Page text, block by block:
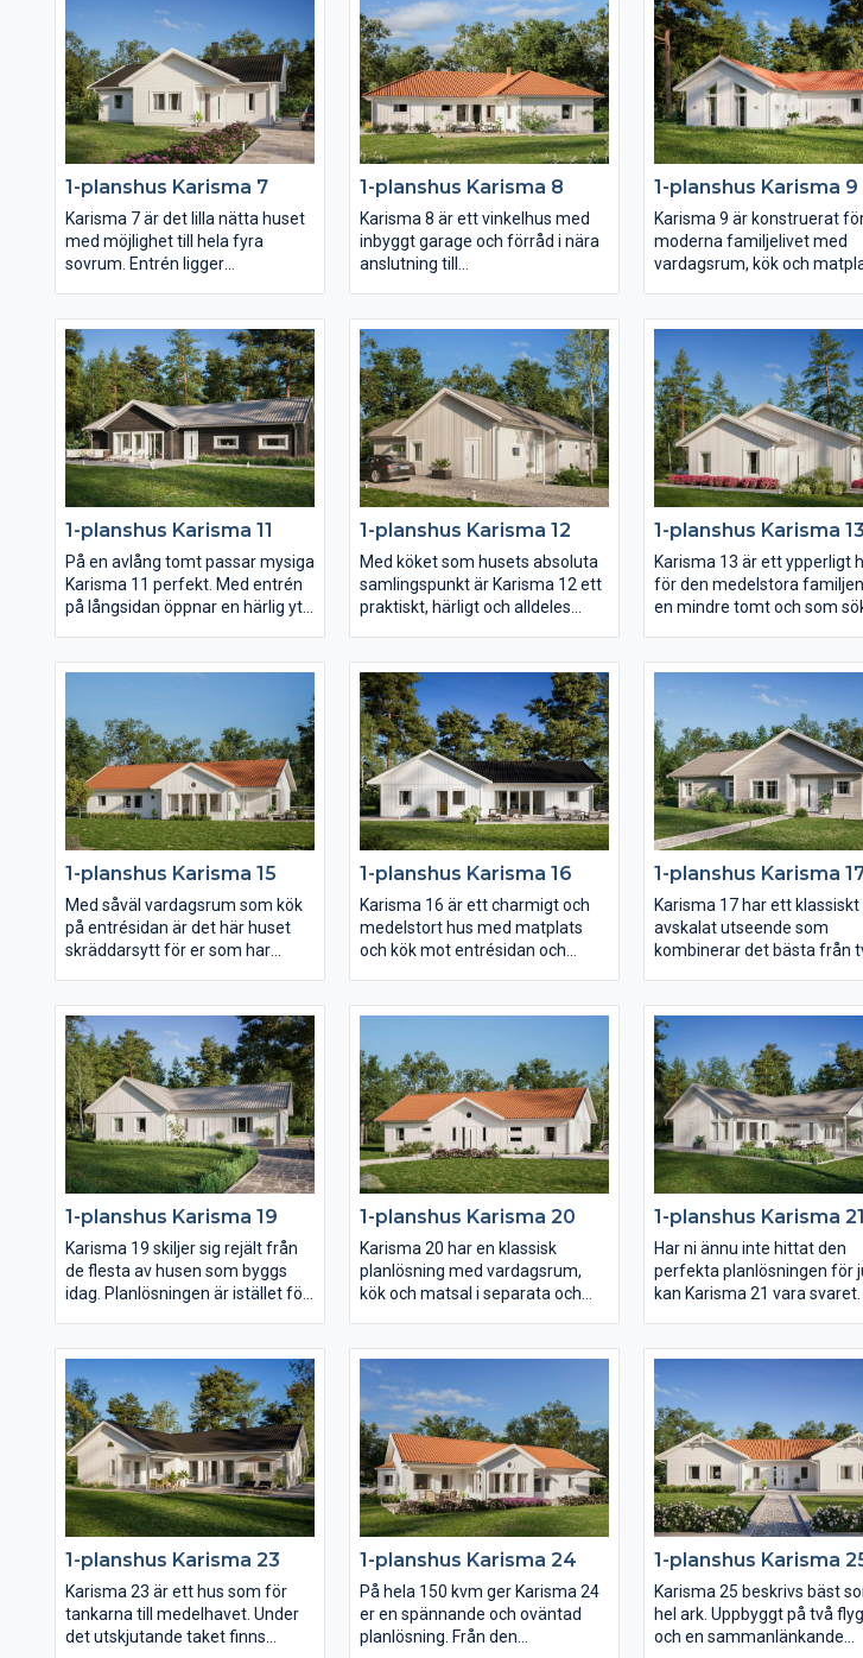
två vardagsrum och två
sovrumsavdelningar. Karisma 5
passar perfekt för er som vill få
ut maximal yta på en avlång
tomt.
präglas av öppenhet, ljus och
rymd. Där är det nästan fyra
meter till nock som dessutom är
genomlyst av spetsfönster från
gavelspetsarna i båda ändar. Det
separerade föräldrasovrummet
har lyxigt fått ett eget badrum
och i andra ändan av huset hittar
du ytterligare två sovrum, allrum
och wc.
ca 90 m². Vardagsrummet
präglas av ljus och volym
vare det höga ryggåstaket
härligt ljusinsläpp.
1-planshus Karisma 7
Karisma 7 är det lilla nätta huset
med möjlighet till hela fyra
sovrum. Entrén ligger
placerat mot framsidan av huset.
Klädvårdsavdelningens placering
gör det dessutom enkelt att
komplettera huset med garage
eller carport med väderskyddad
passage in till huset.
1-planshus Karisma 8
Karisma 8 är ett vinkelhus med
inbyggt garage och förråd i nära
anslutning till
från köket. Planlösningen
svänger sig därefter fram från
köket genom matplatsen med en
möjlig bardisk, den rymliga
entrén och slutligen
vardagsrummet placerat mot
trädgårdssidan. I husets vinkel
placeras med fördel en härlig
uteplats i lä.
1-planshus Karisma 9
Karisma 9 är konstruerat
moderna familjelivet med
vardagsrum, kök och
smyckat med moderna
fönsterval som följer
arkitekturen och en
entré placerad centralt i
mitt.
1-planshus Karisma 11
På en avlång tomt passar mysiga
Karisma 11 perfekt. Med entrén
på långsidan öppnar en härlig yta
öppet ryggåstak. Barnens
ligger härligt avskilt från husets
övriga rum och vardagsrummet
med eget badrum likaså.
Karisma 11 ger er mycket
funktion och hemtrevnad på en
lite mindre yta.
1-planshus Karisma 12
Med köket som husets absoluta
samlingspunkt är Karisma 12 ett
praktiskt, härligt och alldeles
det mesta sticker huset i sig
självt inte ut. Karisma 12 är
därmed fritt för er att prägla
precis enligt er egen stil vilket gör
att varje hus blir unikt. Njut av en
härlig uteplats i vinkel, en separat
barnavdelning och alla
bekvämligheter inom nära
räckhåll.
1-planshus Karisma 13
Karisma 13 är ett ypperligt
för den medelstora
en mindre tomt och som
umgängesytor – ett för
familjetillfälle.
är rejält och delvis avskilt
rymliga köket.
Föräldrasovrummet har
badrum och i barndelen av
finns både allrum och wc.
1-planshus Karisma 15
Med såväl vardagsrum som kök
på entrésidan är det här huset
skräddarsytt för er som har
riktningen. Även den
väderskyddade och ombonade
uteplatsen under tak ligger mot
entrésidan och också
föräldrasovrummet har ett
fönster åt det hållet. I övrigt har
Karisma 15 en härlig öppen och
ljusberikande planlösning.
1-planshus Karisma 16
Karisma 16 är ett charmigt och
medelstort hus med matplats
och kök mot entrésidan och
utrymme för såväl en stor
med sovrum samt allrum. Över
vardagsrum, kök och matplats
reser sig ett högt ryggåstak.
1-planshus Karisma
Karisma 17 har ett klassiskt
avskalat utseende som
kombinerar det bästa från
planlösning rum för det
Vardagsrummet ligger
öppna ryggåstaket och är
sammanlänkat med kök
matplats. Dessutom finns
hela fyra sovrum samt ett
1-planshus Karisma 19
Karisma 19 skiljer sig rejält från
de flesta av husen som byggs
idag. Planlösningen är istället för
separata fördelar.
Föräldrasovrummet ligger avskilt
med ett stort badrum och två (!)
klädkammare samt terrassdörr. I
samma vinkel men genom en
egen passage ligger de två barn-
och ungdomssovrummen med
eget allrum.
1-planshus Karisma 20
Karisma 20 har en klassisk
planlösning med vardagsrum,
kök och matsal i separata och
mot trädgårdssidan och har
terrassdörrar ut mot baksidan.
Klädvårdsavdelningen är
placerad för att fungera som
groventré och direktpassage in
fån carport eller garage.
1-planshus Karisma 21
Har ni ännu inte hittat den
perfekta planlösningen för
kan Karisma 21 vara svaret.
vardagsrum och allrum mot
trädgården samt husets alla
sovrum i ett och samma
väderstreck skapas en unik
planlösning. Barn- och
ungdomssovrummen har
dessutom ett eget
badrum samt allrum.
1-planshus Karisma 23
Karisma 23 är ett hus som för
tankarna till medelhavet. Under
det utskjutande taket finns
1-planshus Karisma 24
På hela 150 kvm ger Karisma 24
er en spännande och oväntad
planlösning. Från den
1-planshus Karisma
Karisma 25 beskrivs bäst
hel ark. Uppbyggt på två
och en sammanlänkande